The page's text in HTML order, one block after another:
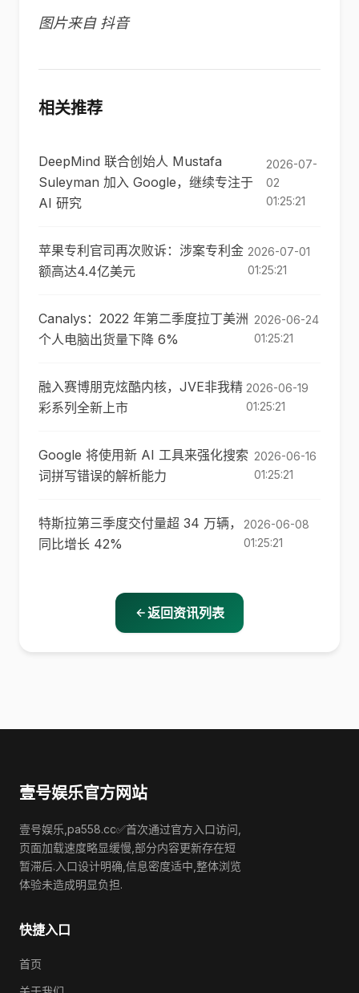
图片来自 抖音
相关推荐
DeepMind 联合创始人 Mustafa
Suleyman 加入 Google，继续专注于
AI 研究
2026-07-
02
01:25:21
苹果专利官司再次败诉：涉案专利金
额高达4.4亿美元
2026-07-01
01:25:21
Canalys：2022 年第二季度拉丁美洲
个人电脑出货量下降 6%
2026-06-24
01:25:21
融入赛博朋克炫酷内核，JVE非我精
彩系列全新上市
2026-06-19
01:25:21
Google 将使用新 AI 工具来强化搜索
词拼写错误的解析能力
2026-06-16
01:25:21
特斯拉第三季度交付量超 34 万辆，
同比增长 42%
2026-06-08
01:25:21
返回资讯列表
壹号娱乐官方网站
壹号娱乐,pa558.cc✅首次通过官方入口访问,
页面加载速度略显缓慢,部分内容更新存在短
暂滞后.入口设计明确,信息密度适中,整体浏览
体验未造成明显负担.
快捷入口
首页